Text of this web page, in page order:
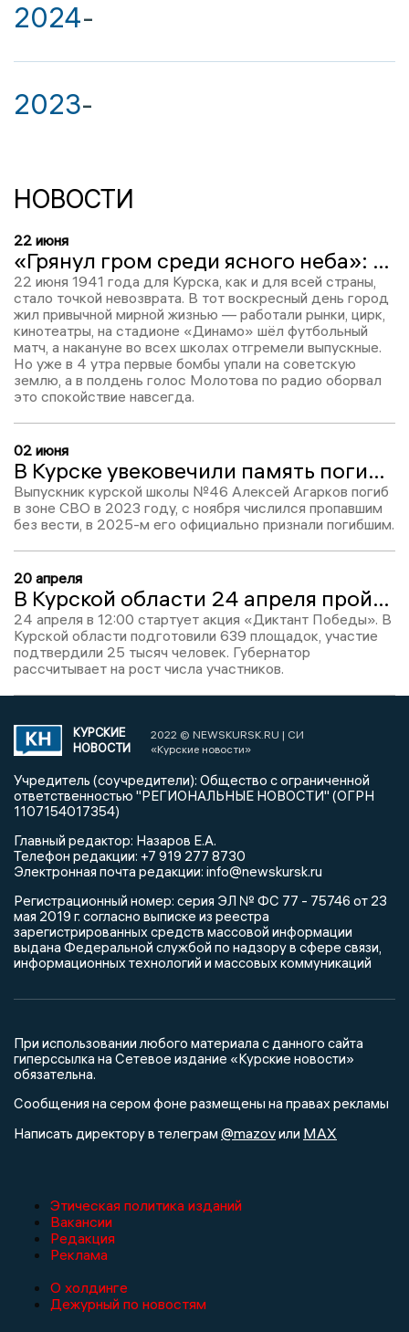
2024-
2023-
НОВОСТИ
22 июня
«Грянул гром среди ясного неба»: как Курск встретил войну и выжил под оккупацией
22 июня 1941 года для Курска, как и для всей страны,
стало точкой невозврата. В тот воскресный день город
жил привычной мирной жизнью — работали рынки, цирк,
кинотеатры, на стадионе «Динамо» шёл футбольный
матч, а накануне во всех школах отгремели выпускные.
Но уже в 4 утра первые бомбы упали на советскую
землю, а в полдень голос Молотова по радио оборвал
это спокойствие навсегда.
02 июня
В Курске увековечили память погибшего участника СВО Алексея Агаркова
Выпускник курской школы №46 Алексей Агарков погиб
в зоне СВО в 2023 году, с ноября числился пропавшим
без вести, в 2025-м его официально признали погибшим.
20 апреля
В Курской области 24 апреля пройдёт «Диктант Победы» на 639 площадках
24 апреля в 12:00 стартует акция «Диктант Победы». В
Курской области подготовили 639 площадок, участие
подтвердили 25 тысяч человек. Губернатор
рассчитывает на рост числа участников.
КУРСКИЕ
НОВОСТИ
2022 © NEWSKURSK.RU | СИ
«Курские новости»
Учредитель (соучредители): Общество с ограниченной
ответственностью "РЕГИОНАЛЬНЫЕ НОВОСТИ" (ОГРН
1107154017354)
Главный редактор: Назаров Е.А.
Телефон редакции: +7 919 277 8730
Электронная почта редакции: info@newskursk.ru
Регистрационный номер: серия ЭЛ № ФС 77 - 75746 от 23
мая 2019 г. согласно выписке из реестра
зарегистрированных средств массовой информации
выдана Федеральной службой по надзору в сфере связи,
информационных технологий и массовых коммуникаций
При использовании любого материала с данного сайта
гиперссылка на Сетевое издание «Курские новости»
обязательна.
Сообщения на сером фоне размещены на правах рекламы
Написать директору в телеграм @mazovили MAX
Этическая политика изданий
Вакансии
Редакция
Реклама
О холдинге
Дежурный по новостям